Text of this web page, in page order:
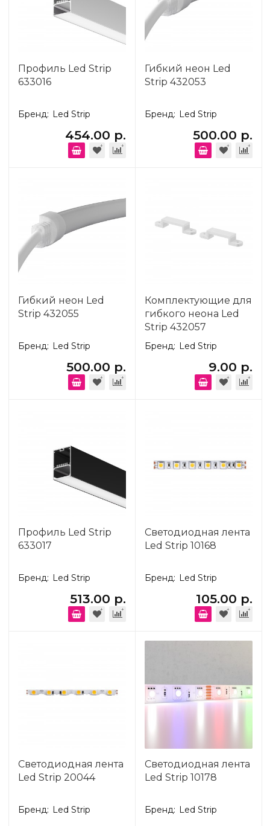
Профиль Led Strip
633016
Бренд: Led Strip
454.00 р.
Гибкий неон Led
Strip 432053
Бренд: Led Strip
500.00 р.
Гибкий неон Led
Strip 432055
Бренд: Led Strip
500.00 р.
Комплектующие для
гибкого неона Led
Strip 432057
Бренд: Led Strip
9.00 р.
Профиль Led Strip
633017
Бренд: Led Strip
513.00 р.
Светодиодная лента
Led Strip 10168
Бренд: Led Strip
105.00 р.
Светодиодная лента
Led Strip 20044
Бренд: Led Strip
Светодиодная лента
Led Strip 10178
Бренд: Led Strip